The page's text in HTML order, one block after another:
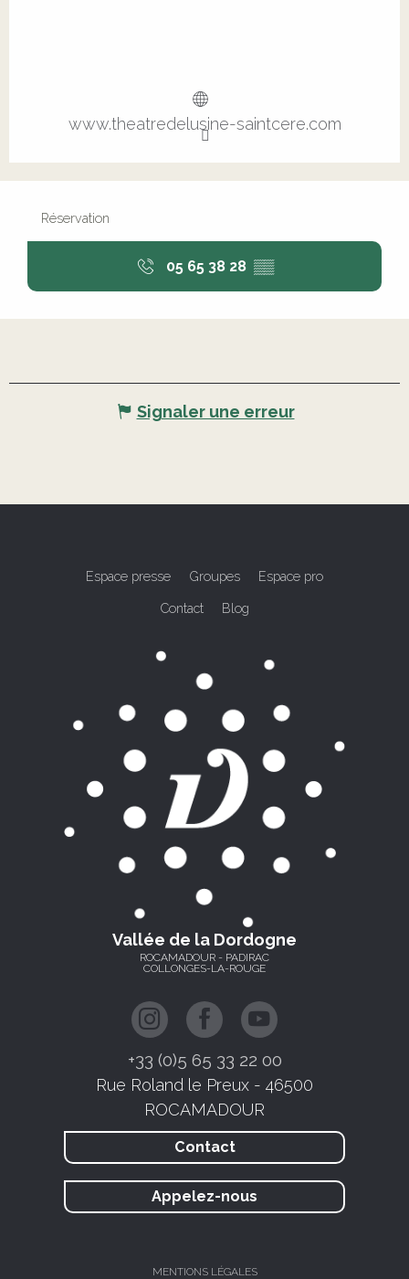
www.theatredelusine-saintcere.com
Réservation
05 65 38 28 ▒▒
Signaler une erreur
Espace presse Groupes Espace pro
Contact Blog
Vallée de la Dordogne
ROCAMADOUR - PADIRAC
COLLONGES-LA-ROUGE
+33 (0)5 65 33 22 00
Rue Roland le Preux - 46500
ROCAMADOUR
Contact
Appelez-nous
MENTIONS LÉGALES